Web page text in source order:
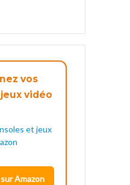
vos
vidéo
Amazon